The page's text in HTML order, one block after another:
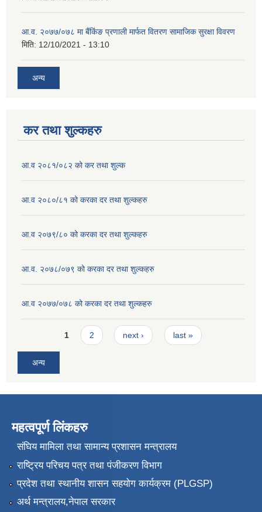
आ.व. २०७७/०७८ मा बैंकिंङ प्रणाली मार्फत वितरण सामाजिक सुरक्षा विवरण
मिति: 12/10/2021 - 13:10
अन्य
कर तथा शुल्कहरु
आ.व २०८१/०८२ को कर तथा शुल्क
आ.व २०८०/८१ को करका दर तथा शुल्कहरु
आ.व २०७९/८० को करका दर तथा शुल्कहरु
आ.व. २०७८/०७९ को करका दर तथा शुल्कहरु
आ.व २०७७/०७८ को करका दर तथा शुल्कहरु
Pages1 2 next › last »
अन्य
महत्वपूर्ण लिंकहरु
संघिय मामिला तथा सामान्य प्रशासन मन्त्रालय
राष्ट्रिय परिचय पत्र तथा पंजीकरण विभाग
प्रदेश तथा स्थानीय शासन सहयोग कार्यक्रम (PLGSP)
अर्थ मन्त्रालय,नेपाल सरकार